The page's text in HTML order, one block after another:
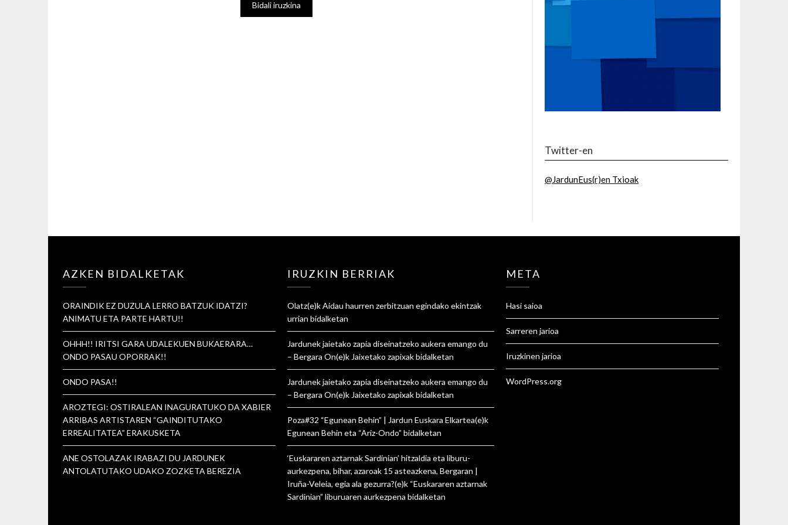
Twitter-en
@JardunEus(r)en Txioak
AZKEN BIDALKETAK
ORAINDIK EZ DUZULA LERRO BATZUK IDATZI?
ANIMATU ETA PARTE HARTU!!
OHHH!! IRITSI GARA UDALEKUEN BUKAERARA…
ONDO PASAU OPORRAK!!
ONDO PASA!!
AROZTEGI: OSTIRALEAN INAGURATUKO DA XABIER
ARRIBAS ARTISTAREN “GAINDITUTAKO
ERREALITATEA” ERAKUSKETA
ANE OSTOLAZAK IRABAZI DU JARDUNEK
ANTOLATUTAKO UDAKO ZOZKETA BEREZIA
IRUZKIN BERRIAK
Olatz(e)kAidau haurren zerbitzuan egindako ekintzak
urrian bidalketan
Jardunek jaietako zapia diseinatzeko aukera emango du
– Bergara On(e)k Jaixetako zapixakbidalketan
Jardunek jaietako zapia diseinatzeko aukera emango du
– Bergara On(e)k Jaixetako zapixakbidalketan
Poza#32 “Egunean Behin” | Jardun Euskara Elkartea(e)k
Egunean Behin eta “Ariz-Ondo” bidalketan
‘Euskararen aztarnak Sardinian’ hitzaldia eta liburu-
aurkezpena, bihar, azaroak 15 asteazkena, Bergaran |
Iruña-Veleia, egia ala gezurra?(e)k “Euskararen aztarnak
Sardinian” liburuaren aurkezpena bidalketan
META
Hasi saioa
Sarreren jarioa
Iruzkinen jarioa
WordPress.org